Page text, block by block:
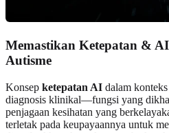
Memastikan Ketepatan &
Autisme
Konsep ketepatan AI dalam
diagnosis klinikal—fungsi yang
penjagaan kesihatan yang
terletak pada keupayaannya untuk